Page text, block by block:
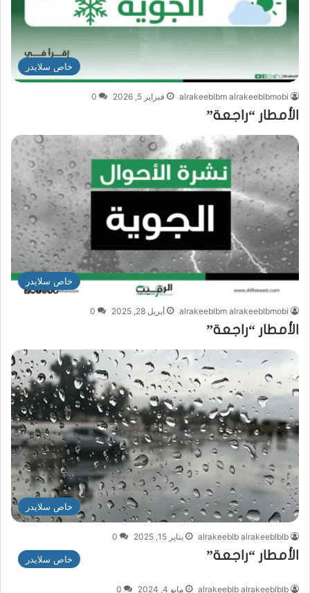
خاص سلايدر
alrakeeblbm alrakeeblbmobi فبراير 5, 2026 0
الأمطار “راجعة”
خاص سلايدر
alrakeeblbm alrakeeblbmobi أبريل 28, 2025 0
الأمطار “راجعة”
خاص سلايدر
alrakeeblb alrakeeblblb يناير 15, 2025 0
الأمطار “راجعة” خاص سلايدر
alrakeeblb alrakeeblblb مايو 4, 2024 0